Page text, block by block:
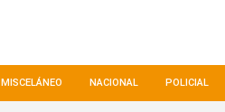
MISCELÁNEO NACIONAL POLICIAL